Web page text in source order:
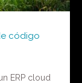
código
ERP cloud